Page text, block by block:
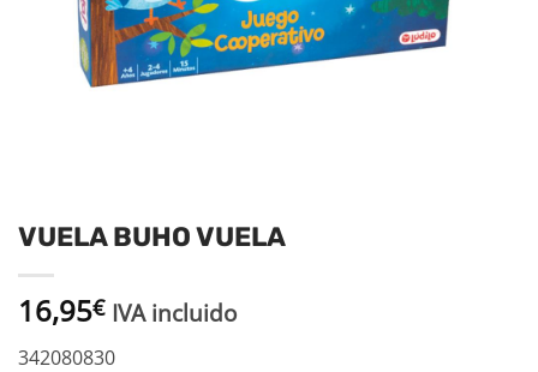
VUELA BUHO VUELA
16,95€ IVA incluido
342080830